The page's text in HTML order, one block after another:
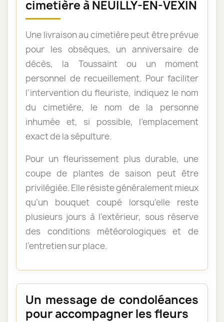
cimetière à NEUILLY-EN-VEXIN
Une livraison au cimetière peut être prévue
pour les obsèques, un anniversaire de
décès, la Toussaint ou un moment
personnel de recueillement. Pour faciliter
l’intervention du fleuriste, indiquez le nom
du cimetière, le nom de la personne
inhumée et, si possible, l’emplacement
exact de la sépulture.
Pour un fleurissement plus durable, une
coupe de plantes de saison peut être
privilégiée. Elle résiste généralement mieux
qu’un bouquet coupé lorsqu’elle reste
plusieurs jours à l’extérieur, sous réserve
des conditions météorologiques et de
l’entretien sur place.
Un message de condoléances
pour accompagner les fleurs